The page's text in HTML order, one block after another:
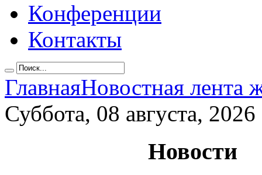
Конференции
Контакты
ГлавнаяНовостная лента
Суббота, 08 августа, 2026
Новости